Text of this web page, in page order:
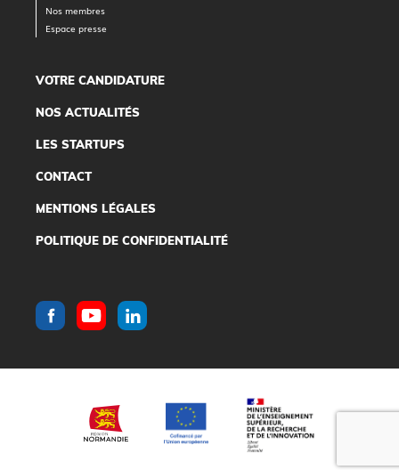
Nos membres
Espace presse
VOTRE CANDIDATURE
NOS ACTUALITÉS
LES STARTUPS
CONTACT
MENTIONS LÉGALES
POLITIQUE DE CONFIDENTIALITÉ